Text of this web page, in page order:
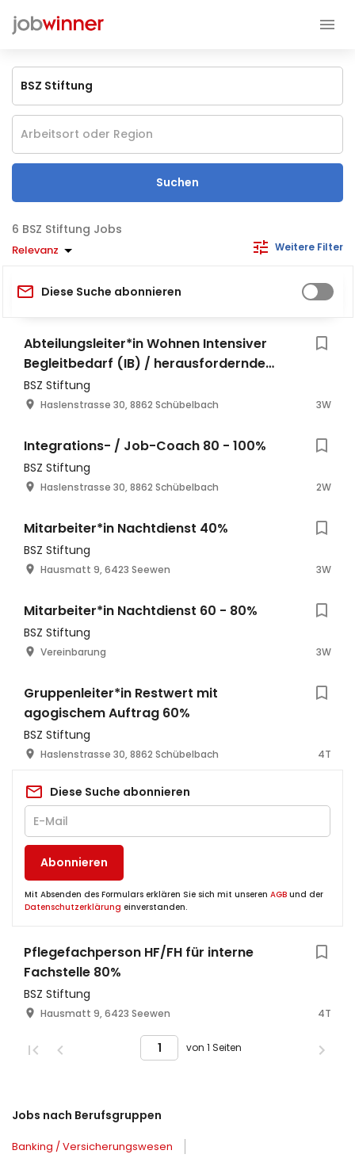
Suchen
BSZ Stiftung Jobs
Relevanz Weitere Filter
Diese Suche abonnieren
Abteilungsleiter*in Wohnen Intensiver
Begleitbedarf (IB) / herausfordernde
Verhaltensweisen (HeVe) 80 - 100%
BSZ Stiftung
Haslenstrasse 30, 8862 Schübelbach 3W
Integrations- / Job-Coach 80 - 100%
BSZ Stiftung
Haslenstrasse 30, 8862 Schübelbach 2W
Mitarbeiter*in Nachtdienst 40%
BSZ Stiftung
Hausmatt 9, 6423 Seewen 3W
Mitarbeiter*in Nachtdienst 60 - 80%
BSZ Stiftung
Vereinbarung 3W
Gruppenleiter*in Restwert mit
agogischem Auftrag 60%
BSZ Stiftung
Haslenstrasse 30, 8862 Schübelbach 4T
Diese Suche abonnieren
Abonnieren
Mit Absenden des Formulars erklären Sie sich mit unseren AGB und der
Datenschutzerklärung einverstanden.
Pflegefachperson HF/FH für interne
Fachstelle 80%
BSZ Stiftung
Hausmatt 9, 6423 Seewen 4T
von 1 Seiten
Jobs nach Berufsgruppen
Banking / Versicherungswesen